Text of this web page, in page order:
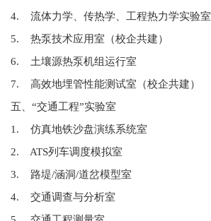
4. 流体力学、传热学、工程热力学实验室
5. 热泵技术应用室（校企共建）
6. 土壤源热泵机组运行室
7. 高效地埋管性能测试室（校企共建）
五、“交通工程”实验室
1. 仿真地铁沙盘演练系统室
2. ATS列车调度模拟室
3. 路堤/涵洞/道岔模型室
4. 交通调查与分析室